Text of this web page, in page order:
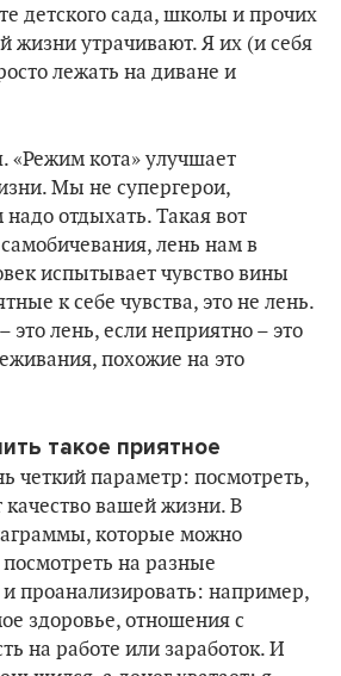
детского сада, школы и прочих
жизни утрачивают. Я их (и себя
лежать на диване и
«Режим кота» улучшает
Мы не супергерои,
отдыхать. Такая вот
лень нам в
испытывает чувство вины
к себе чувства, это не лень.
это лень, если неприятно – это
похожие на это
такое приятное
четкий параметр: посмотреть,
качество вашей жизни. В
которые можно
на разные
проанализировать: например,
здоровье, отношения с
на работе или заработок. И